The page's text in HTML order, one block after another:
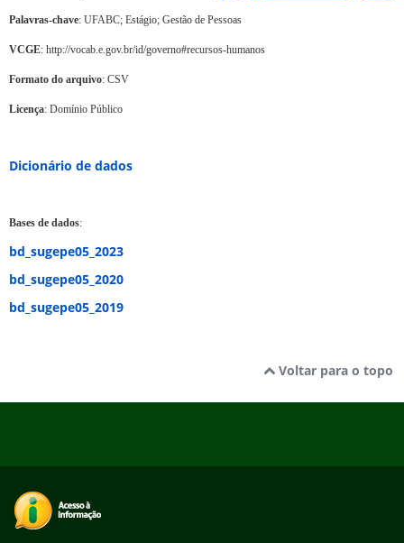
Palavras-chave: UFABC; Estágio; Gestão de Pessoas
VCGE: http://vocab.e.gov.br/id/governo#recursos-humanos
Formato do arquivo: CSV
Licença: Domínio Público
Dicionário de dados
Bases de dados:
bd_sugepe05_2023
bd_sugepe05_2020
bd_sugepe05_2019
Voltar para o topo